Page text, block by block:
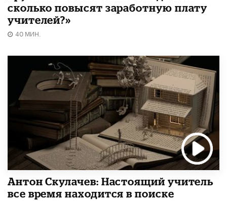
сколько повысят заработную плату
учителей?»
40 МИН.
Антон Скулачев: Настоящий учитель
все время находится в поиске